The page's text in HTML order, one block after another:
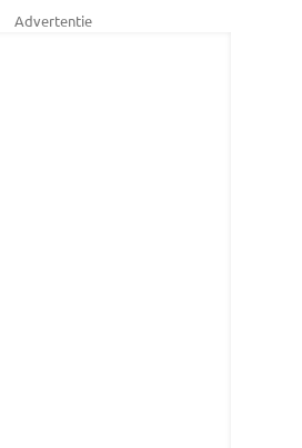
Advertentie